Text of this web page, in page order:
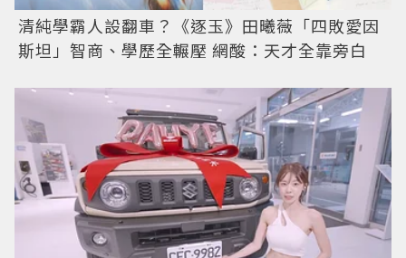
清純學霸人設翻車？《逐玉》田曦薇「四敗愛因
斯坦」智商、學歷全輾壓 網酸：天才全靠旁白